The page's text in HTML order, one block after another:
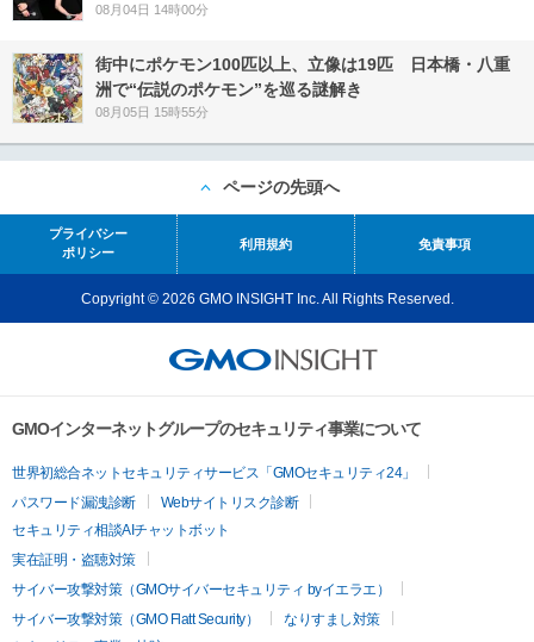
08月04日 14時00分
街中にポケモン100匹以上、立像は19匹 日本橋・八重
洲で“伝説のポケモン”を巡る謎解き
08月05日 15時55分
ページの先頭へ
プライバシー
ポリシー
利用規約 免責事項
Copyright © 2026 GMO INSIGHT Inc. All Rights Reserved.
GMOインターネットグループのセキュリティ事業について
世界初総合ネットセキュリティサービス「GMOセキュリティ24」
パスワード漏洩診断
Webサイトリスク診断
セキュリティ相談AIチャットボット
実在証明・盗聴対策
サイバー攻撃対策（GMOサイバーセキュリティ byイエラエ）
サイバー攻撃対策（GMO Flatt Security）
なりすまし対策